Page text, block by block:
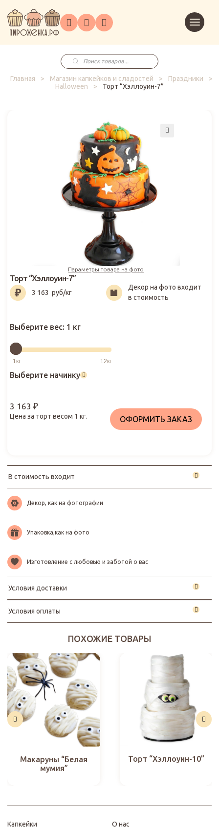
ГлавнаяКаталог
на
заказ
Праздники
Корпоративным
клиентам
в
корзину
Поиск
товаров
Главная
> Магазин капкейков и сладостей > Праздники
>
Halloween
> Торт “Хэллоуин-7”
Параметры товара на фото
3 163₽
Торт “Хэллоуин-7”
3 163 руб/кг
Декор на фото входит
в стоимость
Выберите вес: 1 кг
Выберите начинку
3 163 ₽
Цена за торт весом 1 кг. ОФОРМИТЬ ЗАКАЗ
В стоимость входит
Декор, как на фотографии
Упаковка,как на фото
Изготовление с любовью и заботой о вас
Условия доставки
Условия оплаты
ПОХОЖИЕ ТОВАРЫ
Макаруны “Белая
мумия”
Торт “Хэллоуин-10”
Капкейки О нас